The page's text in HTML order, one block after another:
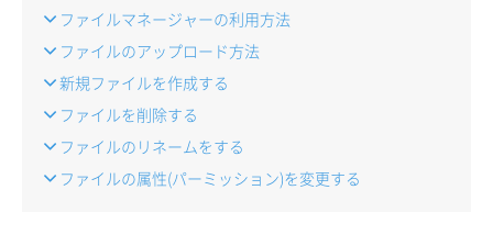
ファイルマネージャーの利用方法
ファイルのアップロード方法
新規ファイルを作成する
ファイルを削除する
ファイルのリネームをする
ファイルの属性(パーミッション)を変更する